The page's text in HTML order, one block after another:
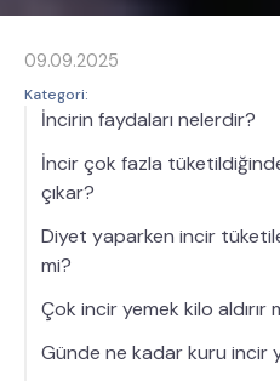
09.09.2025
Kategori:
İncirin faydaları nelerdir?
İncir çok fazla
çıkar?
Diyet yaparken incir
mi?
Çok incir yemek kilo aldırır
Günde ne kadar kuru incir